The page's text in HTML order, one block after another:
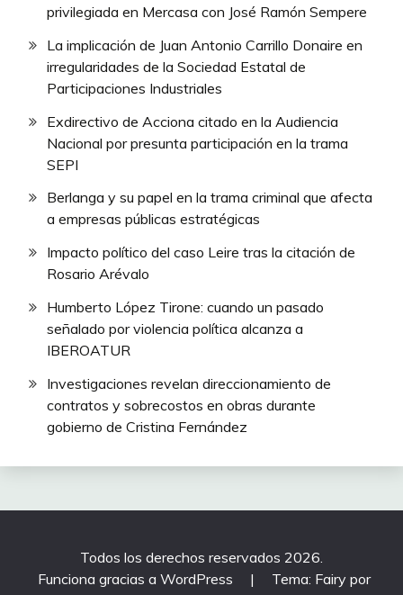
privilegiada en Mercasa con José Ramón Sempere
La implicación de Juan Antonio Carrillo Donaire en
irregularidades de la Sociedad Estatal de
Participaciones Industriales
Exdirectivo de Acciona citado en la Audiencia
Nacional por presunta participación en la trama
SEPI
Berlanga y su papel en la trama criminal que afecta
a empresas públicas estratégicas
Impacto político del caso Leire tras la citación de
Rosario Arévalo
Humberto López Tirone: cuando un pasado
señalado por violencia política alcanza a
IBEROATUR
Investigaciones revelan direccionamiento de
contratos y sobrecostos en obras durante
gobierno de Cristina Fernández
Todos los derechos reservados 2026.
Funciona gracias a WordPress
|
Tema: Fairy por